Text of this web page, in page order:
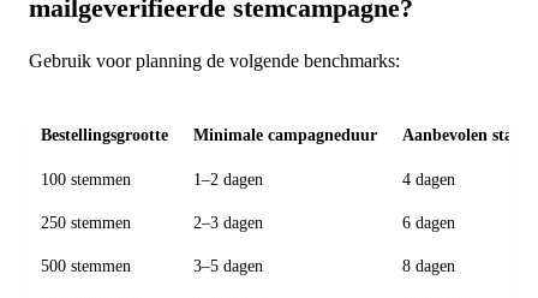
mailgeverifieerde stemcampagne?
Gebruik voor planning de volgende benchmarks:
Bestellingsgrootte Minimale campagneduur Aanbevolen start
100 stemmen 1–2 dagen 4 dagen
250 stemmen 2–3 dagen 6 dagen
500 stemmen 3–5 dagen 8 dagen